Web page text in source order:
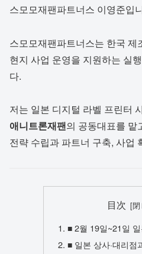
스모모재팬파트너스 이영준입
스모모재팬파트너스는 한국
현지 사업 운영을 지원하는 실
다.
저는 일본 디지털 라벨 프린터
애니트론재팬의 공동대표를 맡
전략 수립과 파트너 구축, 사업
目次
■ 2월 19일~21일
■ 일본 상사·대리점